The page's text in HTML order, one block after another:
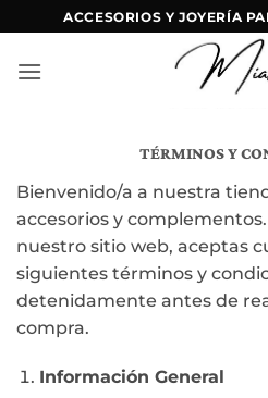
to
content
ACCESORIOS Y JOYERÍA
TÉRMINOS Y
Bienvenido/a a nuestra
accesorios y
nuestro sitio web, aceptas
siguientes términos y
detenidamente antes de
compra.
Información General